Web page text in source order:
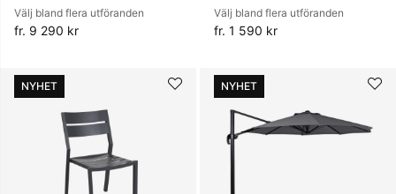
Välj bland flera utföranden
fr. 9 290 kr
Välj bland flera utföranden
fr. 1 590 kr
NYHET NYHET